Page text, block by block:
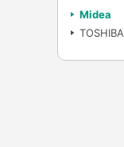
Midea
TOSHIBA